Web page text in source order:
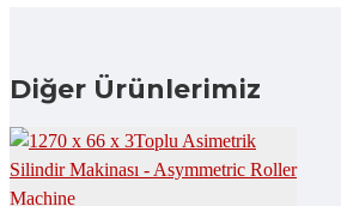
Diğer Ürünlerimiz